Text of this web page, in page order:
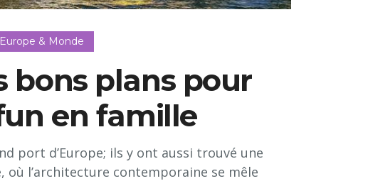
& Monde
bons plans pour
en famille
port d’Europe; ils y ont aussi trouvé une
l’architecture contemporaine se mêle